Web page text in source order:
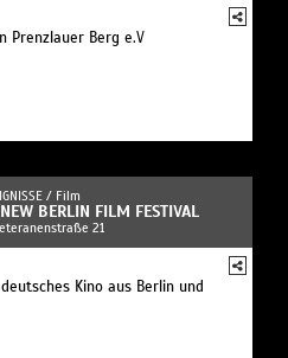
Prenzlauer Berg e.V
/ Film
BERLIN FILM FESTIVAL
21
Kino aus Berlin und